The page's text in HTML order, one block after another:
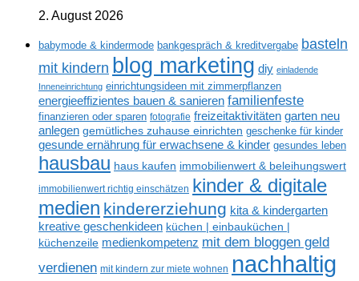
2. August 2026
babymode & kindermode bankgespräch & kreditvergabe basteln
mit kindern blog marketing diy einladende
Inneneinrichtung einrichtungsideen mit zimmerpflanzen
energieeffizientes bauen & sanieren familienfeste
finanzieren oder sparen fotografie freizeitaktivitäten garten neu
anlegen gemütliches zuhause einrichten geschenke für kinder
gesunde ernährung für erwachsene & kinder gesundes leben
hausbau haus kaufen immobilienwert & beleihungswert
immobilienwert richtig einschätzen kinder & digitale
medien kindererziehung kita & kindergarten
kreative geschenkideen küchen | einbauküchen |
küchenzeile medienkompetenz mit dem bloggen geld
verdienen mit kindern zur miete wohnen nachhaltig